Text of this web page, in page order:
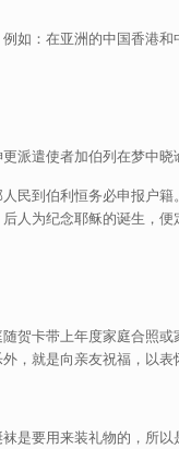
如：在亚洲的中国香港和
派遣使者加伯列在梦中
民到伯利恒务必申报户
人为纪念耶稣的诞生，
贺卡带上年度家庭合照
，就是向亲友祝福，以
是要用来装礼物的，所